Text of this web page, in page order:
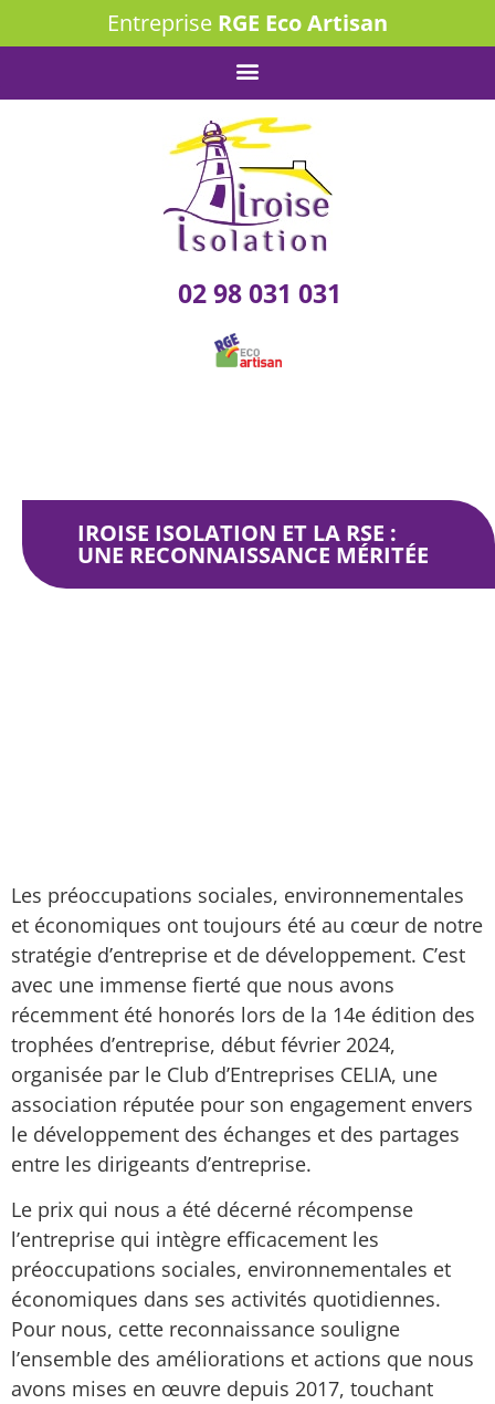
Entreprise RGE Eco Artisan
02 98 031 031
IROISE ISOLATION ET LA RSE :
UNE RECONNAISSANCE MÉRITÉE
Les préoccupations sociales, environnementales
et économiques ont toujours été au cœur de notre
stratégie d’entreprise et de développement. C’est
avec une immense fierté que nous avons
récemment été honorés lors de la 14e édition des
trophées d’entreprise, début février 2024,
organisée par le Club d’Entreprises CELIA, une
association réputée pour son engagement envers
le développement des échanges et des partages
entre les dirigeants d’entreprise.
Le prix qui nous a été décerné récompense
l’entreprise qui intègre efficacement les
préoccupations sociales, environnementales et
économiques dans ses activités quotidiennes.
Pour nous, cette reconnaissance souligne
l’ensemble des améliorations et actions que nous
avons mises en œuvre depuis 2017, touchant